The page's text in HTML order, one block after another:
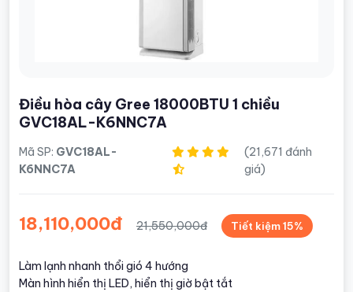
Điều hòa cây Gree 18000BTU 1 chiều
GVC18AL-K6NNC7A
Mã SP: GVC18AL-
K6NNC7A
(21,671 đánh
giá)
18,110,000đ 21,550,000đ Tiết kiệm 15%
Làm lạnh nhanh thổi gió 4 hướng
Màn hình hiển thị LED, hiển thị giờ bật tắt